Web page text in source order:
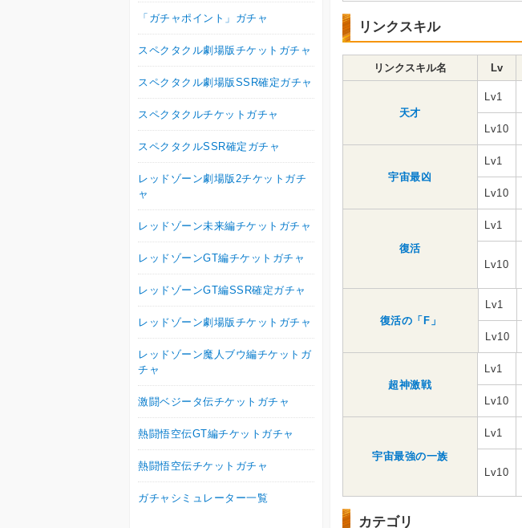
リンクスキル
リンクスキル名 Lv
天才
Lv1
Lv10
宇宙最凶
Lv1
Lv10
復活
Lv1
Lv10
復活の「F」
Lv1
Lv10
超神激戦
Lv1
Lv10
宇宙最強の一族
Lv1
Lv10
カテゴリ
「ガチャポイント」ガチャ
スペクタクル劇場版チケットガチャ
スペクタクル劇場版SSR確定ガチャ
スペクタクルチケットガチャ
スペクタクルSSR確定ガチャ
レッドゾーン劇場版2チケットガチ
ャ
レッドゾーン未来編チケットガチャ
レッドゾーンGT編チケットガチャ
レッドゾーンGT編SSR確定ガチャ
レッドゾーン劇場版チケットガチャ
レッドゾーン魔人ブウ編チケットガ
チャ
激闘ベジータ伝チケットガチャ
熱闘悟空伝GT編チケットガチャ
熱闘悟空伝チケットガチャ
ガチャシミュレーター一覧